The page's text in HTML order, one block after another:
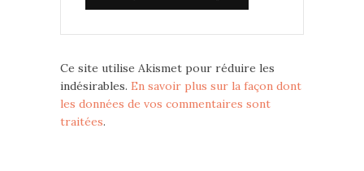
Ce site utilise Akismet pour réduire les
indésirables. En savoir plus sur la façon dont
les données de vos commentaires sont
traitées.